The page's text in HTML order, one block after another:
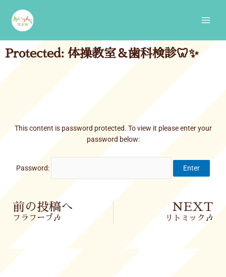
content
Protected: 体操教室＆歯科検診🦷✨
This content is password protected. To view it please enter your
password below:
Password:
Prev
前の投稿へ
フラフープ🎶
NEXT
リトミック🎶